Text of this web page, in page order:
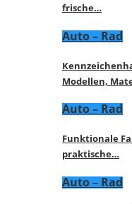
frische…
Auto – Rad
Modellen,
Auto – Rad
Funktionale
praktische…
Auto – Rad